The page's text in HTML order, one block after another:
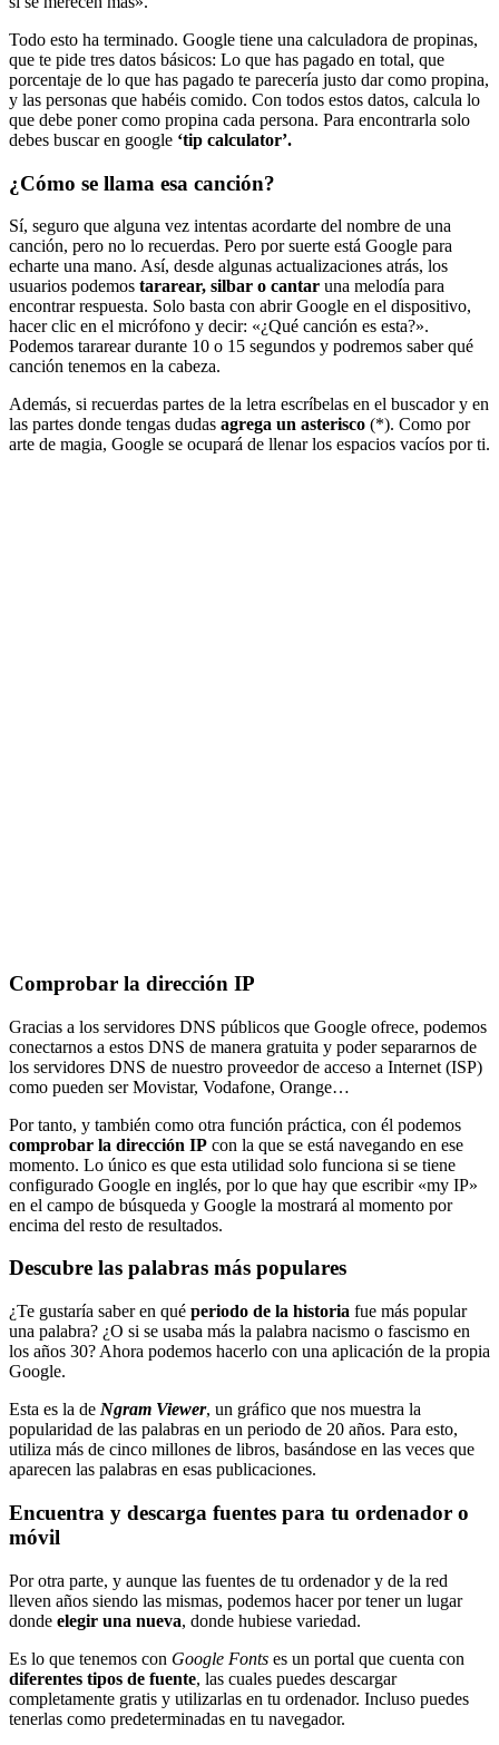
Todo esto ha terminado. Google tiene una calculadora de propinas,
que te pide tres datos básicos: Lo que has pagado en total, que
porcentaje de lo que has pagado te parecería justo dar como propina,
y las personas que habéis comido. Con todos estos datos, calcula lo
que debe poner como propina cada persona. Para encontrarla solo
debes buscar en google ‘tip calculator’.
¿Cómo se llama esa canción?
Sí, seguro que alguna vez intentas acordarte del nombre de una
canción, pero no lo recuerdas. Pero por suerte está Google para
echarte una mano. Así, desde algunas actualizaciones atrás, los
usuarios podemos tararear, silbar o cantar una melodía para
encontrar respuesta. Solo basta con abrir Google en el dispositivo,
hacer clic en el micrófono y decir: «¿Qué canción es esta?».
Podemos tararear durante 10 o 15 segundos y podremos saber qué
canción tenemos en la cabeza.
Además, si recuerdas partes de la letra escríbelas en el buscador y en
las partes donde tengas dudas agrega un asterisco (*). Como por
arte de magia, Google se ocupará de llenar los espacios vacíos por ti.
Comprobar la dirección IP
Gracias a los servidores DNS públicos que Google ofrece, podemos
conectarnos a estos DNS de manera gratuita y poder separarnos de
los servidores DNS de nuestro proveedor de acceso a Internet (ISP)
como pueden ser Movistar, Vodafone, Orange…
Por tanto, y también como otra función práctica, con él podemos
comprobar la dirección IP con la que se está navegando en ese
momento. Lo único es que esta utilidad solo funciona si se tiene
configurado Google en inglés, por lo que hay que escribir «my IP»
en el campo de búsqueda y Google la mostrará al momento por
encima del resto de resultados.
Descubre las palabras más populares
¿Te gustaría saber en qué periodo de la historia fue más popular
una palabra? ¿O si se usaba más la palabra nacismo o fascismo en
los años 30? Ahora podemos hacerlo con una aplicación de la propia
Google.
Esta es la de Ngram Viewer, un gráfico que nos muestra la
popularidad de las palabras en un periodo de 20 años. Para esto,
utiliza más de cinco millones de libros, basándose en las veces que
aparecen las palabras en esas publicaciones.
Encuentra y descarga fuentes para tu ordenador o
móvil
Por otra parte, y aunque las fuentes de tu ordenador y de la red
lleven años siendo las mismas, podemos hacer por tener un lugar
donde elegir una nueva, donde hubiese variedad.
Es lo que tenemos con Google Fonts es un portal que cuenta con
diferentes tipos de fuente, las cuales puedes descargar
completamente gratis y utilizarlas en tu ordenador. Incluso puedes
tenerlas como predeterminadas en tu navegador.